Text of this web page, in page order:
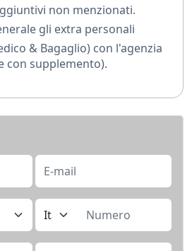
non menzionati.
gli extra personali
& Bagaglio) con l'agenzia
con supplemento).